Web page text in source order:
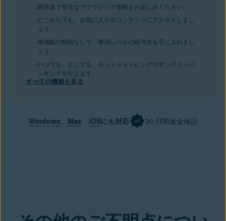
超高速で安全なブラウジング体験をお楽しみください。
どこからでも、お気に入りのコンテンツにアクセスしまし
ょう。
帯域幅の制限なしで、軍用レベルの暗号化を手に入れまし
ょう。
いつでも、どこでも、ネットショッピングやオンラインバ
ンキングを行えます。
すべての機能を見る
Windows Mac iOSにも対応 30 日間返金保証